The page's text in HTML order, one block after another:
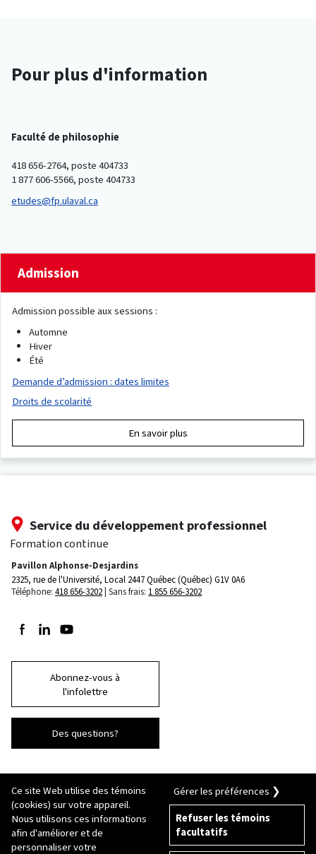
Pour plus d'information
Faculté de philosophie
418 656-2764, poste 404733
1 877 606-5566, poste 404733
etudes@fp.ulaval.ca
Admission
Admission possible aux sessions :
Automne
Hiver
Été
Demande d’admission : dates limites
Droits de scolarité
En savoir plus
Service du développement professionnel
Formation continue
Pavillon Alphonse-Desjardins
2325, rue de l'Université, Local 2447Québec (Québec) G1V 0A6
Téléphone: 418 656-3202 Sans frais: 1 855 656-3202
Suivez-nous sur Facebook
Suivez-nous sur LinkedIn
Suivez-nous sur Youtube
Abonnez-vous à
l'infolettre
Des questions?
© 2026 Université Laval
Tous droits réservés
Ce site Web utilise des témoins
(cookies) sur votre appareil.
Nous utilisons ces informations
afin d'améliorer et de
personnaliser votre
Gérer les préférences ❯
Refuser les témoins
facultatifs